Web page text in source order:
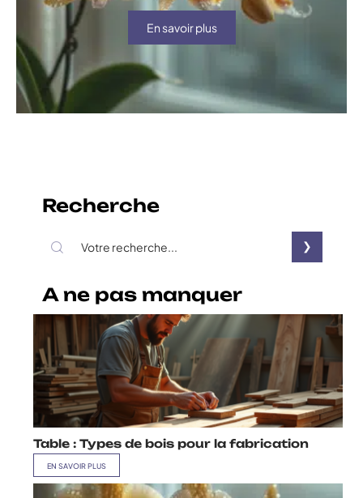
En savoir plus
Recherche
A ne pas manquer
Table : Types de bois pour la fabrication
EN SAVOIR PLUS